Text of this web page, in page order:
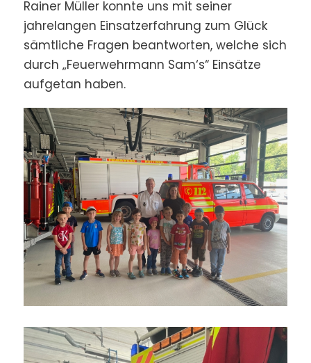
Rainer Müller konnte uns mit seiner
jahrelangen Einsatzerfahrung zum Glück
sämtliche Fragen beantworten, welche sich
durch „Feuerwehrmann Sam‘s“ Einsätze
aufgetan haben.